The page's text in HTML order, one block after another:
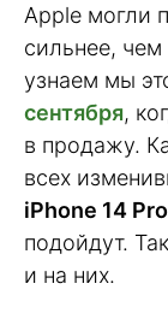
Apple могли
сильнее,
узнаем мы
сентября,
в продажу.
всех
iPhone 14
подойдут.
и на них.